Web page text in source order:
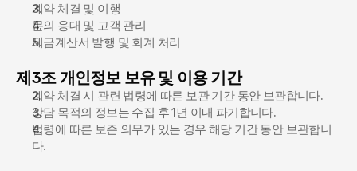
계약 체결 및 이행
문의 응대 및 고객 관리
세금계산서 발행 및 회계 처리
제3조 개인정보 보유 및 이용 기간
계약 체결 시 관련 법령에 따른 보관 기간 동안 보관합니다.
상담 목적의 정보는 수집 후 1년 이내 파기합니다.
법령에 따른 보존 의무가 있는 경우 해당 기간 동안 보관합니
다.